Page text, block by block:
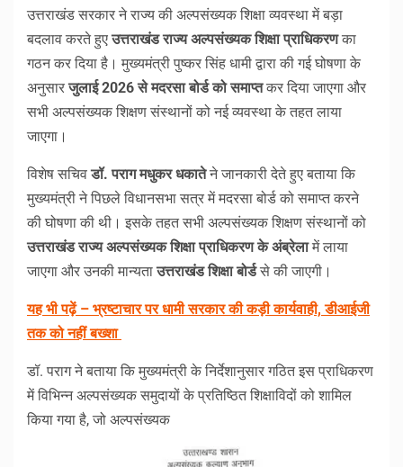
उत्तराखंड सरकार ने राज्य की अल्पसंख्यक शिक्षा व्यवस्था में बड़ा
बदलाव करते हुएउत्तराखंड राज्य अल्पसंख्यक शिक्षा प्राधिकरणका
गठन कर दिया है। मुख्यमंत्री पुष्कर सिंह धामी द्वारा की गई घोषणा के
अनुसारजुलाई 2026 से मदरसा बोर्ड को समाप्तकर दिया जाएगा और
सभी अल्पसंख्यक शिक्षण संस्थानों को नई व्यवस्था के तहत लाया
जाएगा।
विशेष सचिवडॉ. पराग मधुकर धकातेने जानकारी देते हुए बताया कि
मुख्यमंत्री ने पिछले विधानसभा सत्र में मदरसा बोर्ड को समाप्त करने
की घोषणा की थी। इसके तहत सभी अल्पसंख्यक शिक्षण संस्थानों को
उत्तराखंड राज्य अल्पसंख्यक शिक्षा प्राधिकरण के अंब्रेलामें लाया
जाएगा और उनकी मान्यताउत्तराखंड शिक्षा बोर्डसे की जाएगी।
यह भी पढ़ें – भ्रष्टाचार पर धामी सरकार की कड़ी कार्यवाही, डीआईजी
तक को नहीं बख्शा
डॉ. पराग ने बताया कि मुख्यमंत्री के निर्देशानुसार गठित इस प्राधिकरण
में विभिन्न अल्पसंख्यक समुदायों के प्रतिष्ठित शिक्षाविदों को शामिल
किया गया है, जो अल्पसंख्यक